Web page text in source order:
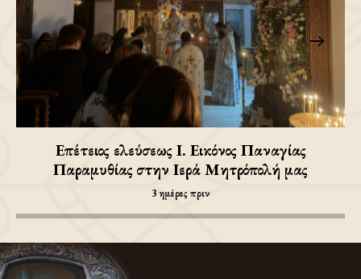
Επέτειος ελεύσεως Ι. Εικόνος Παναγίας
Παραμυθίας στην Ιερά Μητρόπολή μας
3 ημέρες πριν